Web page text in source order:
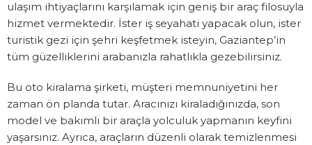
ulaşım ihtiyaçlarını karşılamak için geniş bir araç filosuyla
hizmet vermektedir. İster iş seyahati yapacak olun, ister
turistik gezi için şehri keşfetmek isteyin, Gaziantep’in
tüm güzelliklerini arabanızla rahatlıkla gezebilirsiniz.
Bu oto kiralama şirketi, müşteri memnuniyetini her
zaman ön planda tutar. Aracınızı kiraladığınızda, son
model ve bakımlı bir araçla yolculuk yapmanın keyfini
yaşarsınız. Ayrıca, araçların düzenli olarak temizlenmesi